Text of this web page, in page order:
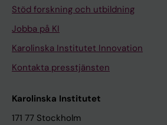
Stöd forskning och utbildning
Jobba på KI
Karolinska Institutet Innovation
Kontakta presstjänsten
Karolinska Institutet
171 77 Stockholm